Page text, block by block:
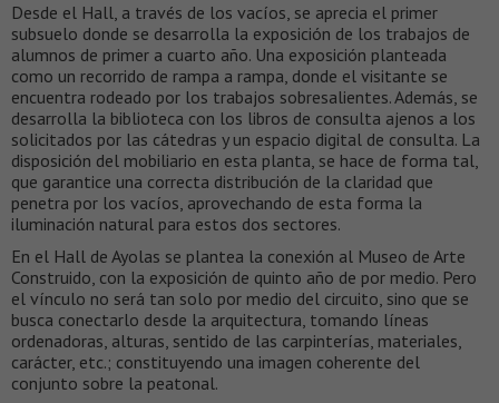
Desde el Hall, a través de los vacíos, se aprecia el primer
subsuelo donde se desarrolla la exposición de los trabajos de
alumnos de primer a cuarto año. Una exposición planteada
como un recorrido de rampa a rampa, donde el visitante se
encuentra rodeado por los trabajos sobresalientes. Además, se
desarrolla la biblioteca con los libros de consulta ajenos a los
solicitados por las cátedras y un espacio digital de consulta. La
disposición del mobiliario en esta planta, se hace de forma tal,
que garantice una correcta distribución de la claridad que
penetra por los vacíos, aprovechando de esta forma la
iluminación natural para estos dos sectores.
En el Hall de Ayolas se plantea la conexión al Museo de Arte
Construido, con la exposición de quinto año de por medio. Pero
el vínculo no será tan solo por medio del circuito, sino que se
busca conectarlo desde la arquitectura, tomando líneas
ordenadoras, alturas, sentido de las carpinterías, materiales,
carácter, etc.; constituyendo una imagen coherente del
conjunto sobre la peatonal.